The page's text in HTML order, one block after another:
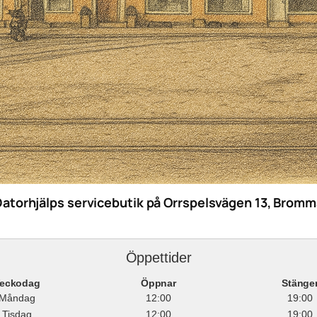
servicebutik på Orrspelsvägen 13,
Öppettider
Öppnar
12:00
19:00
Tisdag
12:00 19:00